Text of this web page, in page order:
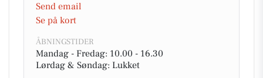
Send email
Se på kort
ÅBNINGSTIDER
Mandag - Fredag: 10.00 - 16.30
Lørdag & Søndag: Lukket